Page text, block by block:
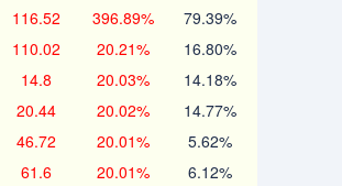
116.52 396.89% 79.39%
110.02 20.21% 16.80%
14.8 20.03% 14.18%
20.44 20.02% 14.77%
46.72 20.01% 5.62%
61.6 20.01% 6.12%